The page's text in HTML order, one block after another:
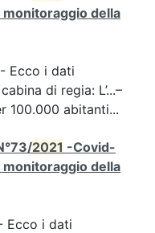
della
- Ecco i dati
di regia: L’...–
100.000 abitanti...
2021 -Covid-
della
Ecco i dati